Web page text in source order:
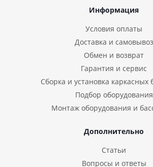
Информация
Условия оплаты
Доставка и самовывоз
Обмен и возврат
Гарантия и сервис
Сборка и установка каркасных
Подбор оборудования
Монтаж оборудования и
Дополнительно
Статьи
Вопросы и ответы